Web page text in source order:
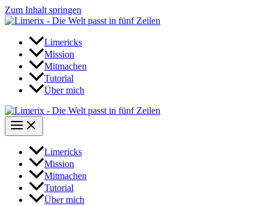
Zum Inhalt springen
Limericks
Mission
Mitmachen
Tutorial
Über mich
Limericks
Mission
Mitmachen
Tutorial
Über mich